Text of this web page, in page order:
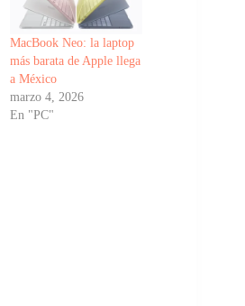
MacBook Neo: la laptop
más barata de Apple llega
a México
marzo 4, 2026
En "PC"